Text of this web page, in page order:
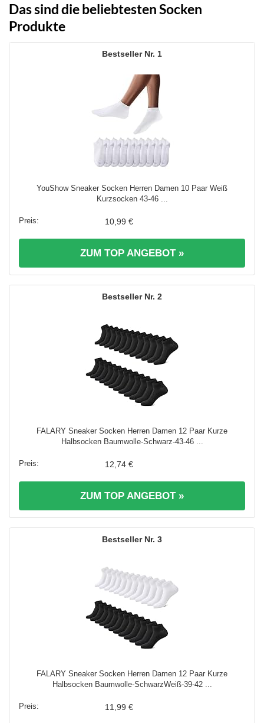
Das sind die beliebtesten Socken
Produkte
1
YouShow Sneaker Socken Herren Damen 10 Paar Weiß
Kurzsocken 43-46 ...
10,99 €
ZUM TOP ANGEBOT »
2
FALARY Sneaker Socken Herren Damen 12 Paar Kurze
Halbsocken Baumwolle-Schwarz-43-46 ...
12,74 €
ZUM TOP ANGEBOT »
3
FALARY Sneaker Socken Herren Damen 12 Paar Kurze
Halbsocken Baumwolle-SchwarzWeiß-39-42 ...
11,99 €